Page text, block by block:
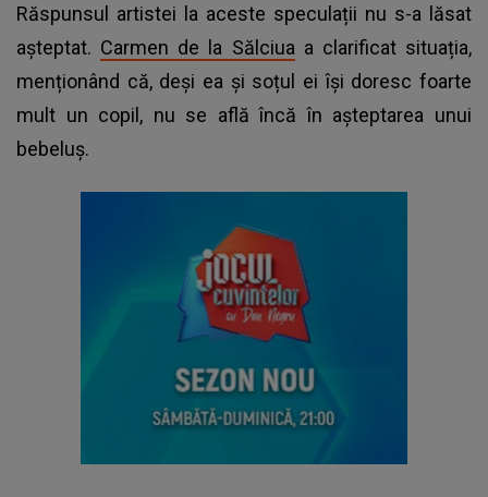
Răspunsul artistei la aceste speculații nu s-a lăsat
așteptat. Carmen de la Sălciua a clarificat situația,
menționând că, deși ea și soțul ei își doresc foarte
mult un copil, nu se află încă în așteptarea unui
bebeluș.